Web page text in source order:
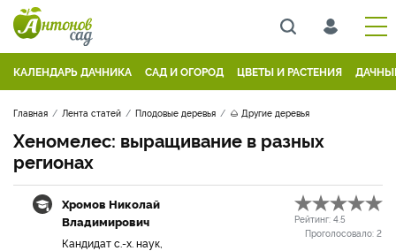
КАЛЕНДАРЬ ДАЧНИКА САД И ОГОРОД ЦВЕТЫ И РАСТЕНИЯ
Главная Лента статей Плодовые деревья 🌰 Другие деревья
Хеномелес: выращивание в разных
регионах
Хромов Николай
Владимирович
Кандидат с.-х. наук,
Рейтинг: 4.5
Проголосовало: 2